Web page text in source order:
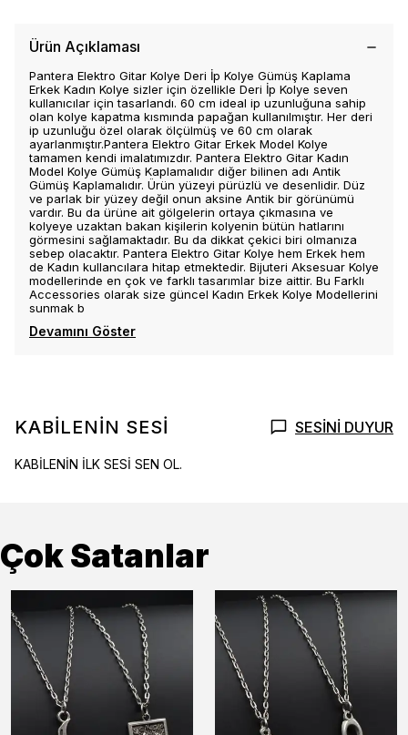
Ürün Açıklaması
Pantera Elektro Gitar Kolye Deri İp Kolye Gümüş Kaplama
Erkek Kadın Kolye sizler için özellikle Deri İp Kolye seven
kullanıcılar için tasarlandı. 60 cm ideal ip uzunluğuna sahip
olan kolye kapatma kısmında papağan kullanılmıştır. Her deri
ip uzunluğu özel olarak ölçülmüş ve 60 cm olarak
ayarlanmıştır.Pantera Elektro Gitar Erkek Model Kolye
tamamen kendi imalatımızdır. Pantera Elektro Gitar Kadın
Model Kolye Gümüş Kaplamalıdır diğer bilinen adı Antik
Gümüş Kaplamalıdır. Ürün yüzeyi pürüzlü ve desenlidir. Düz
ve parlak bir yüzey değil onun aksine Antik bir görünümü
vardır. Bu da ürüne ait gölgelerin ortaya çıkmasına ve
kolyeye uzaktan bakan kişilerin kolyenin bütün hatlarını
görmesini sağlamaktadır. Bu da dikkat çekici biri olmanıza
sebep olacaktır. Pantera Elektro Gitar Kolye hem Erkek hem
de Kadın kullancılara hitap etmektedir. Bijuteri Aksesuar Kolye
modellerinde en çok ve farklı tasarımlar bize aittir. Bu Farklı
Accessories olarak size güncel Kadın Erkek Kolye Modellerini
sunmak b
Devamını Göster
KABİLENİN SESİ SESİNİ DUYUR
KABİLENİN İLK SESİ SEN OL.
Çok Satanlar